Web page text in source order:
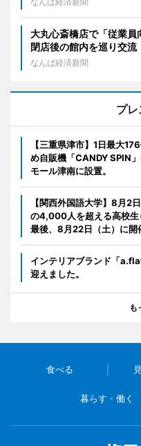
大丸心斎橋店で「従業
閉店後の館内を巡り交流
なんば経済新聞
プ
【三重県津市】1日最大
め自販機「CANDY SPIN
モール津南に設置。
【関西外国語大学】8月2
の4,000人を超える高校
最後、8月22日（土）に開
インテリアブランド「
迎えました。
も
食べる
暮らす・働く